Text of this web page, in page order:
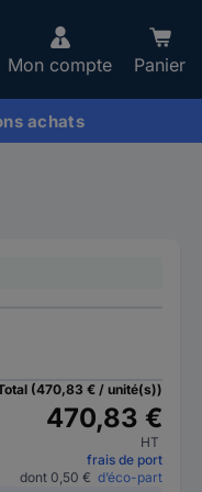
Mon compte Panier
achats
(470,83 € / unité(s))
470,83 €
HT
frais de port
dont 0,50 € d’éco-part